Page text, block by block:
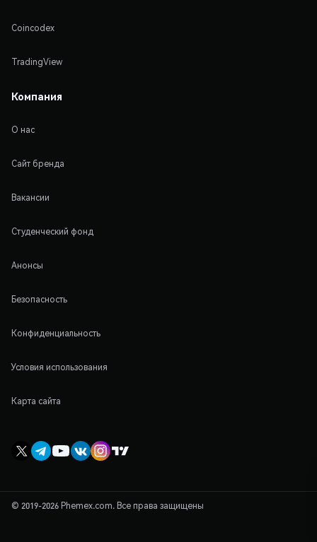
Coincodex
TradingView
Компания
О нас
Сайт бренда
Вакансии
Студенческий фонд
Анонсы
Безопасность
Конфиденциальность
Условия использования
Карта сайта
© 2019-2026 Phemex.com. Все права защищены